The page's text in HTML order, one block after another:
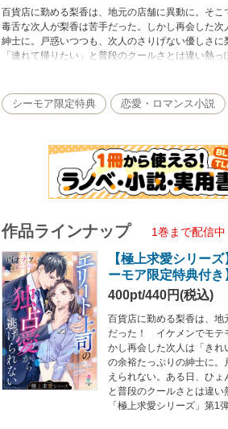
百貨店に勤める梨香は、地元の店舗に異動に。そ
毒舌な次人が梨香は苦手だった。しかし再会した
紳士に。戸惑いつつも、次人のさりげない優しさ
「連れて帰りたい」と普段のクールさとは違い熱
シーモア限定特典 恋愛・ロマンス小説
作品ラインナップ 1巻まで配信中
【極上求愛シリー
ーモア限定特典付き
400pt/440円(税込)
百貨店に勤める梨香は、地
だった！ イケメンでモテ
かし再会した次人は「きれ
の余裕たっぷりの紳士に
えられない。ある日、ひょ
と普段のクールさとは違
「極上求愛シリーズ」第1弾